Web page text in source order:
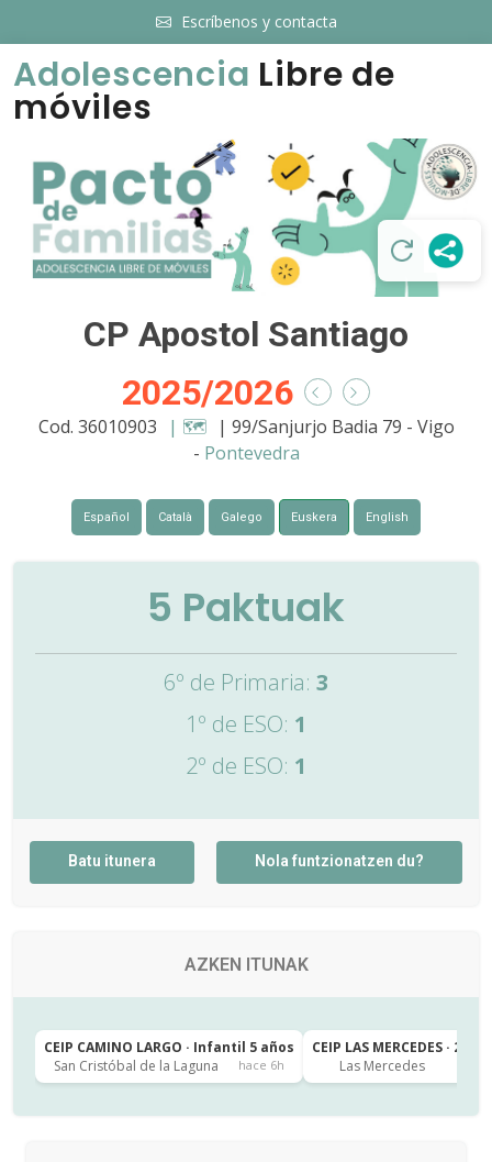
Escríbenos y contacta
Adolescencia Libre de
móviles
CP Apostol Santiago
2025/2026
Cod. 36010903 | 🗺️ | 99/Sanjurjo Badia 79 - Vigo
- Pontevedra
Español Català Galego Euskera English
5 Paktuak
6º de Primaria: 3
1º de ESO: 1
2º de ESO: 1
Batu itunera Nola funtzionatzen du?
AZKEN ITUNAK
CEIP CAMINO LARGO · Infantil 5 años
San Cristóbal de la Laguna
hace 6h
CEIP LAS MERCEDES · 2º
Las Mercedes